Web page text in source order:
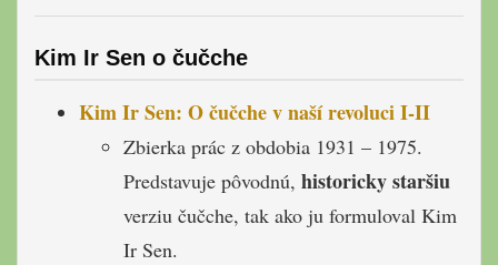
Kim Ir Sen o čučche
Kim Ir Sen: O čučche v naší revoluci I-II
Zbierka prác z obdobia 1931 – 1975.
Predstavuje pôvodnú, historicky staršiu
verziu čučche, tak ako ju formuloval Kim
Ir Sen.